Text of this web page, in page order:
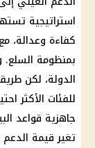
استراتيجية
كفاءة وعدالة،
بمنظومة السلع.
الدولة، لكن
للفئات الأكثر
جاهزية قواعد
تغير قيمة الدعم